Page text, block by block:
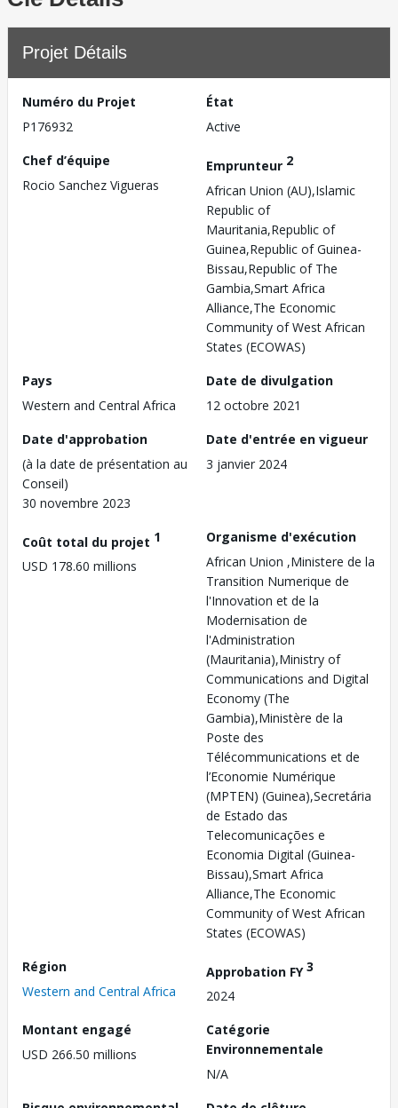
Projet Détails
Numéro du Projet
P176932
État
Active
Chef d’équipe
Rocio Sanchez Vigueras
Emprunteur 2
African Union (AU),Islamic
Republic of
Mauritania,Republic of
Guinea,Republic of Guinea-
Bissau,Republic of The
Gambia,Smart Africa
Alliance,The Economic
Community of West African
States (ECOWAS)
Pays
Western and Central Africa
Date de divulgation
12 octobre 2021
Date d'approbation
(à la date de présentation au
Conseil)
30 novembre 2023
Date d'entrée en vigueur
3 janvier 2024
Coût total du projet 1
USD 178.60 millions
Organisme d'exécution
African Union ,Ministere de la
Transition Numerique de
l'Innovation et de la
Modernisation de
l'Administration
(Mauritania),Ministry of
Communications and Digital
Economy (The
Gambia),Ministère de la
Poste des
Télécommunications et de
l’Economie Numérique
(MPTEN) (Guinea),Secretária
de Estado das
Telecomunicações e
Economia Digital (Guinea-
Bissau),Smart Africa
Alliance,The Economic
Community of West African
States (ECOWAS)
Région
Western and Central Africa
Approbation FY3
2024
Montant engagé
USD 266.50 millions
Catégorie
Environnementale
N/A